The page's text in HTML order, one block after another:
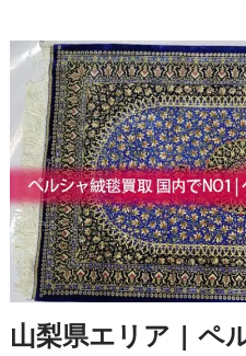
山梨県エリア | ペ